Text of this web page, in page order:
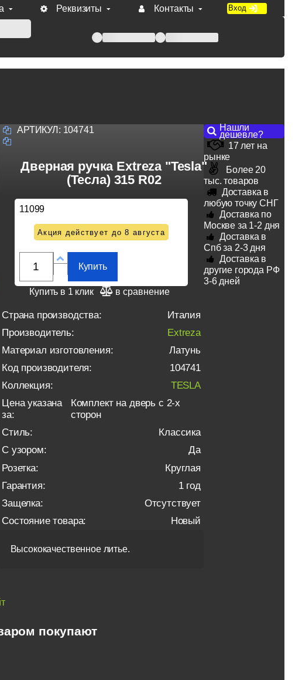
Реквизиты Контакты Вход
при оплате по счету.
АРТИКУЛ: 104741
Дверная ручка Extreza "Tesla"
(Тесла) 315 R02
11099
Акция действует до 8 августа
Купить
Купить в 1 клик в сравнение
Страна производства:
Италия
Производитель:
Extreza
Материал изготовления:
Латунь
Код производителя:
104741
Коллекция:
TESLA
Цена указана
за:
Комплект на дверь с 2-х
сторон
Стиль:
Классика
С узором:
Да
Розетка:
Круглая
Гарантия:
1 год
Защелка:
Отсутствует
Состояние товара:
Новый
Высококачественное литье.
Нашли
дешевле?
17 лет на
рынке
Более 20
тыс. товаров
Доставка в
любую точку СНГ
Доставка по
Москве за 1-2 дня
Доставка в
Спб за 2-3 дня
Доставка в
другие города РФ
3-6 дней
покупают